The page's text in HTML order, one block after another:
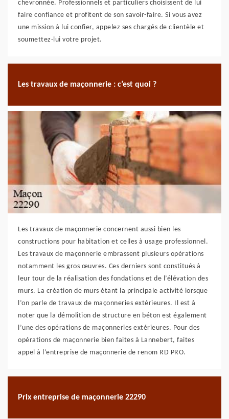
chevronnée. Professionnels et particuliers choisissent de lui
faire confiance et profitent de son savoir-faire. Si vous avez
une mission à lui confier, appelez ses chargés de clientèle et
soumettez-lui votre projet.
Les travaux de maçonnerie : c’est quoi ?
Les travaux de maçonnerie concernent aussi bien les
constructions pour habitation et celles à usage professionnel.
Les travaux de maçonnerie embrassent plusieurs opérations
notamment les gros œuvres. Ces derniers sont constitués à
leur tour de la réalisation des fondations et de l’élévation des
murs. La création de murs étant la principale activité lorsque
l’on parle de travaux de maçonneries extérieures. Il est à
noter que la démolition de structure en béton est également
l’une des opérations de maçonneries extérieures. Pour des
opérations de maçonnerie bien faites à Lannebert, faites
appel à l’entreprise de maçonnerie de renom RD PRO.
Prix entreprise de maçonnerie 22290